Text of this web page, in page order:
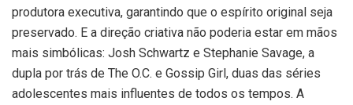
produtora executiva, garantindo que o espírito original seja
preservado. E a direção criativa não poderia estar em mãos
mais simbólicas: Josh Schwartz e Stephanie Savage, a
dupla por trás de The O.C. e Gossip Girl, duas das séries
adolescentes mais influentes de todos os tempos. A